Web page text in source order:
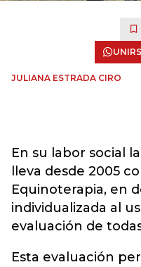
JULIANA ESTRADA CIRO
En su labor social
lleva desde 2005
Equinoterapia, en
individualizada al
evaluación de
Esta evaluación